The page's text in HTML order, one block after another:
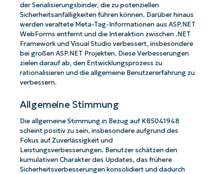
der Serialisierungsbinder, die zu potenziellen
Sicherheitsanfälligkeiten führen können. Darüber hinaus
werden veraltete Meta-Tag-Informationen aus ASP.NET
WebForms entfernt und die Interaktion zwischen .NET
Framework und Visual Studio verbessert, insbesondere
bei großen ASP.NET Projekten. Diese Verbesserungen
zielen darauf ab, den Entwicklungsprozess zu
rationalisieren und die allgemeine Benutzererfahrung zu
verbessern.
Allgemeine Stimmung
Die allgemeine Stimmung in Bezug auf KB5041948
scheint positiv zu sein, insbesondere aufgrund des
Fokus auf Zuverlässigkeit und
Leistungsverbesserungen. Benutzer schätzen den
kumulativen Charakter des Updates, das frühere
Sicherheitsverbesserungen konsolidiert und dadurch